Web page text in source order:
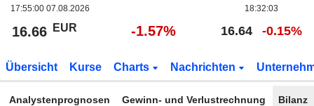
17:55:00 07.08.2026
18:32:03
16.66 EUR -1.57% 16.64 -0.15%
Übersicht Kurse Charts Nachrichten
Analystenprognosen Gewinn- und Verlustrechnung Bilanz